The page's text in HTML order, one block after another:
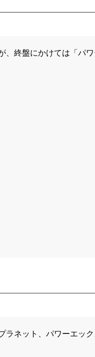
終盤にかけては「パ
ネット、パワーエッ